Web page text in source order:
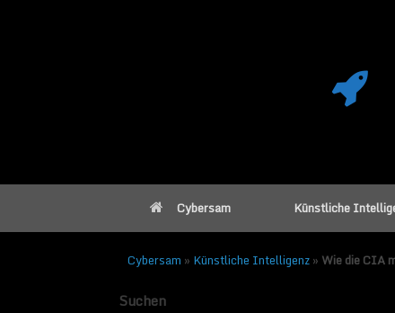
Cybersam Künstliche
Cybersam » Künstliche Intelligenz» Wie die CIA
Suchen